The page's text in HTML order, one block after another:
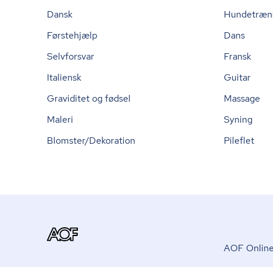
Dansk
Førstehjælp
Dans
Selvforsvar
Fransk
Italiensk
Guitar
Graviditet og fødsel
Massage
Maleri
Syning
Blomster/Dekoration
Pileflet
AOF